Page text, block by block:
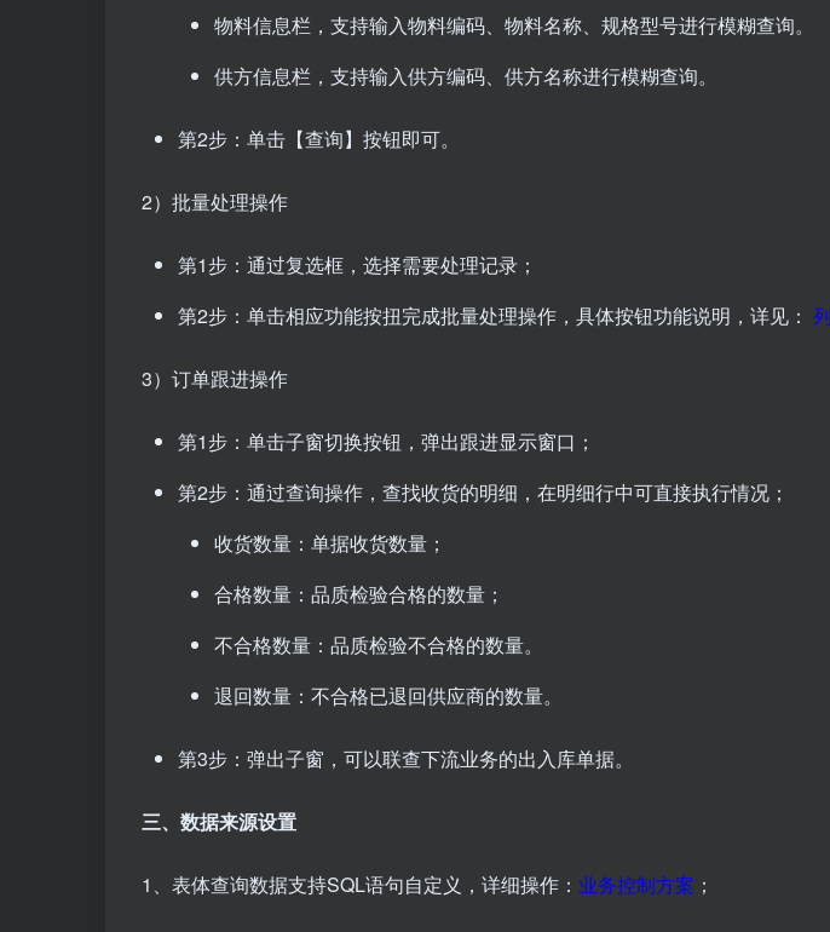
物料信息栏，支持输入物料编码、物料名称、规格型号进行模糊查询。
供方信息栏，支持输入供方编码、供方名称进行模糊查询。
第2步：单击【查询】按钮即可。
2）批量处理操作
第1步：通过复选框，选择需要处理记录；
第2步：单击相应功能按扭完成批量处理操作，具体按钮功能说明，详见：
3）订单跟进操作
第1步：单击子窗切换按钮，弹出跟进显示窗口；
第2步：通过查询操作，查找收货的明细，在明细行中可直接执行情况；
收货数量：单据收货数量；
合格数量：品质检验合格的数量；
不合格数量：品质检验不合格的数量。
退回数量：不合格已退回供应商的数量。
第3步：弹出子窗，可以联查下流业务的出入库单据。
三、数据来源设置
1、表体查询数据支持SQL语句自定义，详细操作： 业务控制方案 ；